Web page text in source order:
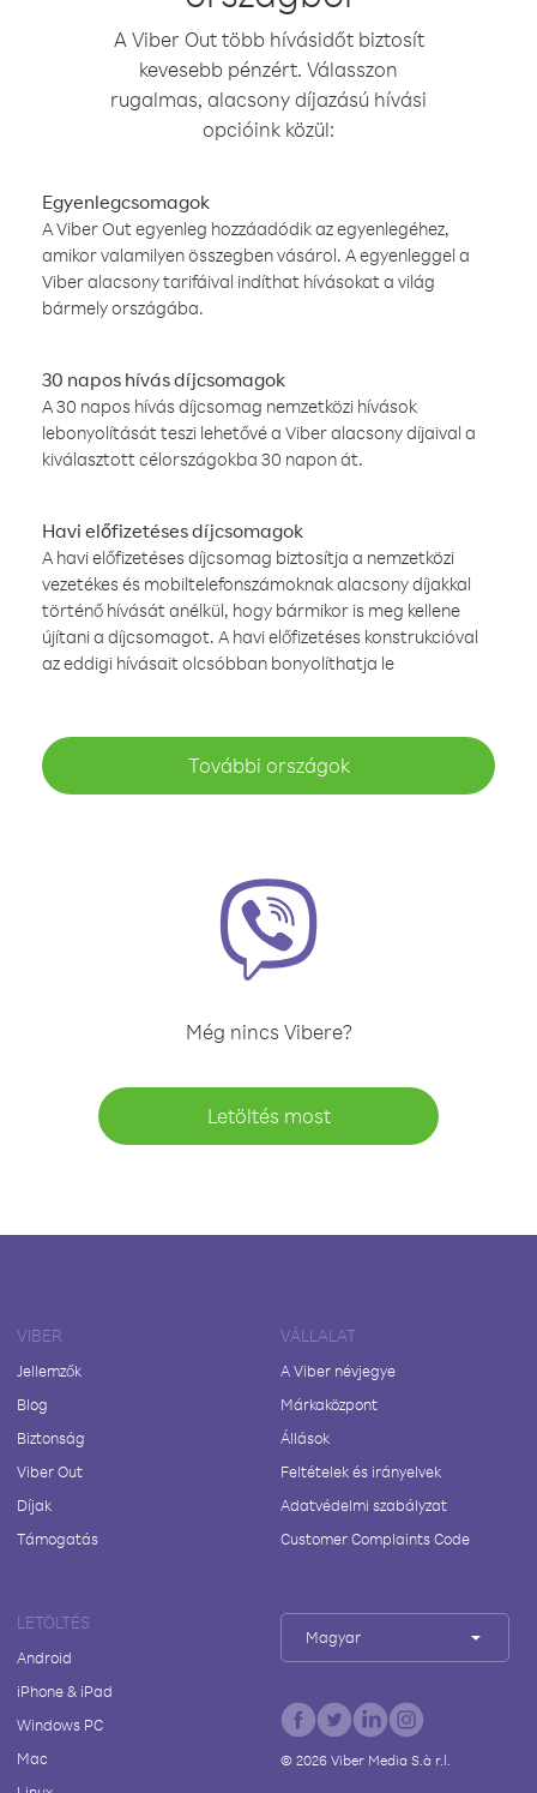
A Viber Out több hívásidőt biztosít
kevesebb pénzért. Válasszon
rugalmas, alacsony díjazású hívási
opcióink közül:
Egyenlegcsomagok
A Viber Out egyenleg hozzáadódik az egyenlegéhez,
amikor valamilyen összegben vásárol. A egyenleggel a
Viber alacsony tarifáival indíthat hívásokat a világ
bármely országába.
30 napos hívás díjcsomagok
A 30 napos hívás díjcsomag nemzetközi hívások
lebonyolítását teszi lehetővé a Viber alacsony díjaival a
kiválasztott célországokba 30 napon át.
Havi előfizetéses díjcsomagok
A havi előfizetéses díjcsomag biztosítja a nemzetközi
vezetékes és mobiltelefonszámoknak alacsony díjakkal
történő hívását anélkül, hogy bármikor is meg kellene
újítani a díjcsomagot. A havi előfizetéses konstrukcióval
az eddigi hívásait olcsóbban bonyolíthatja le
További országok
Még nincs Vibere?
Letöltés most
VIBER
Jellemzők
Blog
Biztonság
Viber Out
Díjak
Támogatás
VÁLLALAT
A Viber névjegye
Márkaközpont
Állások
Feltételek és irányelvek
Adatvédelmi szabályzat
Customer Complaints Code
LETÖLTÉS
Android
iPhone & iPad
Windows PC
Mac
Magyar
© 2026Viber Media S.à r.l.